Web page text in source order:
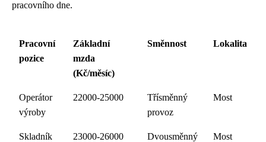
pracovního dne.
Pracovní
pozice
Základní
mzda
(Kč/měsíc)
Směnnost Lokalita
Operátor
výroby
22000-25000
Třísměnný
provoz
Most
Skladník 23000-26000
Dvousměnný
Most